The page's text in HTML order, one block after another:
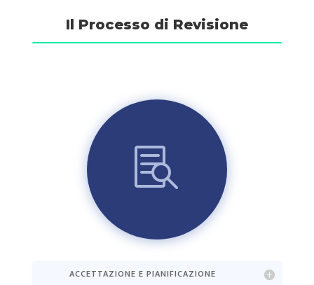
Il Processo di Revisione

ACCETTAZIONE E PIANIFICAZIONE